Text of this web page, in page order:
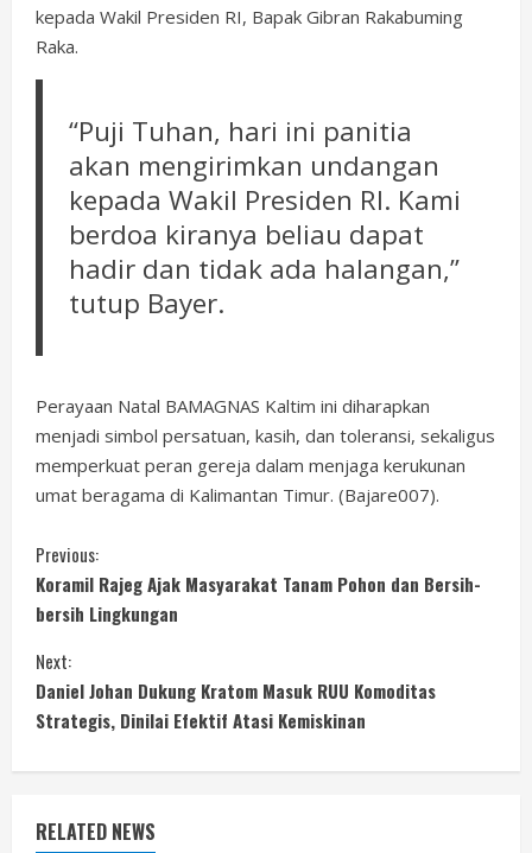
kepada Wakil Presiden RI, Bapak Gibran Rakabuming
Raka.
“Puji Tuhan, hari ini panitia
akan mengirimkan undangan
kepada Wakil Presiden RI. Kami
berdoa kiranya beliau dapat
hadir dan tidak ada halangan,”
tutup Bayer.
Perayaan Natal BAMAGNAS Kaltim ini diharapkan
menjadi simbol persatuan, kasih, dan toleransi, sekaligus
memperkuat peran gereja dalam menjaga kerukunan
umat beragama di Kalimantan Timur. (Bajare007).
C
o
n
t
i
n
Previous:
Koramil Rajeg Ajak Masyarakat Tanam Pohon dan Bersih-
bersih Lingkungan
Next:
Daniel Johan Dukung Kratom Masuk RUU Komoditas
Strategis, Dinilai Efektif Atasi Kemiskinan
RELATED NEWS